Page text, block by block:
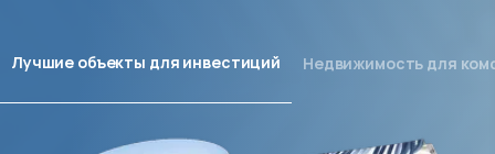
Лучшие объекты для инвестиций Недвижимость для